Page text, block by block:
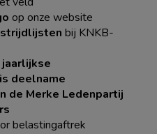
op onze website
bij KNKB-
deelname
de Merke Ledenpartij
belastingaftrek